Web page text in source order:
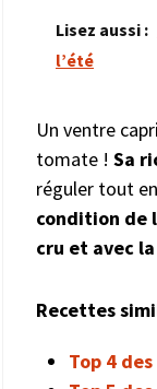
Lisez aussi :
l’été
Un ventre
tomate ! Sa
réguler tout
condition de
cru et avec
Recettes
Top 4